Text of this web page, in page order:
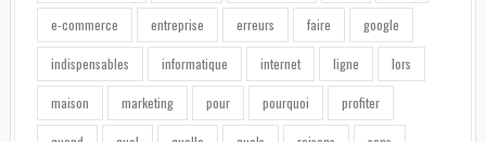
e-commerce entreprise erreurs faire google
indispensables informatique internet ligne lors
maison marketing pour pourquoi profiter